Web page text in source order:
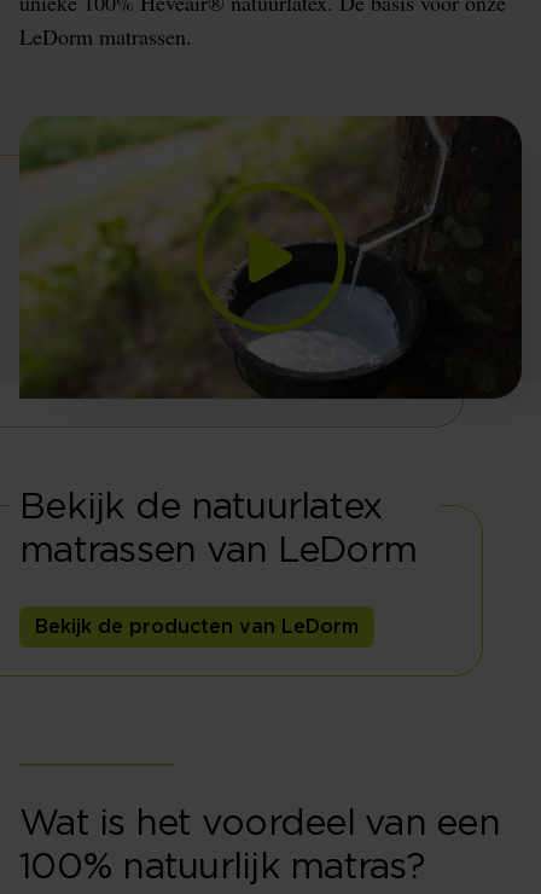
LeDorm matrassen.
Bekijk de natuurlatex
matrassen van LeDorm
Bekijk de producten van LeDorm
Wat is het voordeel van een
100% natuurlijk matras?